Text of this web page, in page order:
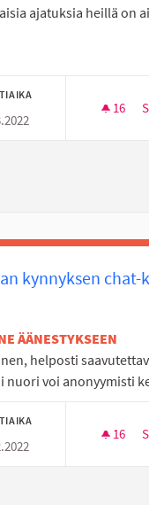
JA NIIDEN
ajatuksia heillä on
16
kynnyksen chat-
ÄÄNESTYKSEEN
helposti
nuori voi anonyymisti
16